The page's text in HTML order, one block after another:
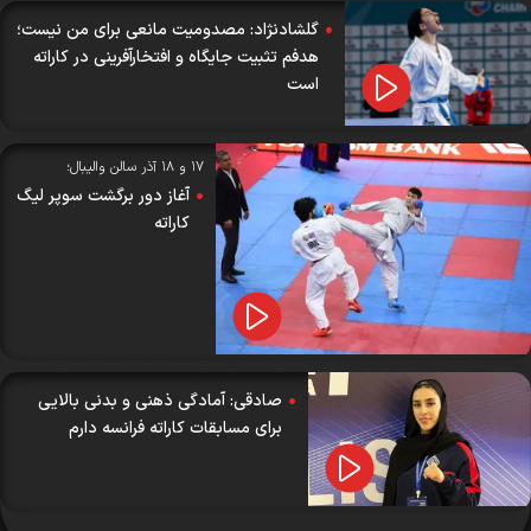
گلشادنژاد: مصدومیت مانعی برای من نیست؛
هدفم تثبیت جایگاه و افتخارآفرینی در کاراته
است
۱۷ و ۱۸ آذر سالن والیبال؛
آغاز دور برگشت سوپر لیگ
کاراته
صادقی: آمادگی ذهنی و بدنی بالایی
برای مسابقات کاراته فرانسه دارم